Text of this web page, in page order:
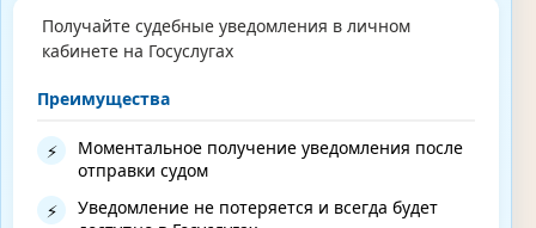
Получайте судебные уведомления в личном
кабинете на Госуслугах
Преимущества
⚡
Моментальное получение уведомления после
отправки судом
⚡
Уведомление не потеряется и всегда будет